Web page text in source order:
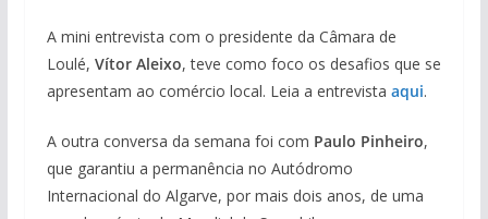
A mini entrevista com o presidente da Câmara de
Loulé, Vítor Aleixo, teve como foco os desafios que se
apresentam ao comércio local. Leia a entrevista aqui.
A outra conversa da semana foi com Paulo Pinheiro,
que garantiu a permanência no Autódromo
Internacional do Algarve, por mais dois anos, de uma